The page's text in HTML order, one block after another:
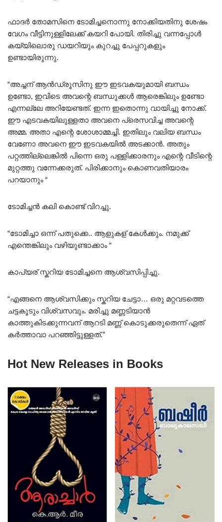
ഫാദർ തോമസിനെ ടോമിച്ചനൊന്നു നോക്കിയതിനു ശേഷം
വേഗം വീട്ടിനുള്ളിലേക്ക് കയറി പോയി. തിരിച്ചു വന്നപ്പോൾ
കയ്യിലൊരു ഡയറിയും കുറച്ചു പേപ്പറുകളും
ഉണ്ടായിരുന്നു.
“അച്ചന് ആൻഡ്രൂസിനു ഈ ഇടവകയുമായി ബന്ധം
ഉണ്ടോ, ഇവിടെ അവന്റെ ബന്ധുക്കൾ ആരെങ്കിലും ഉണ്ടോ
എന്നല്ലേ അറിയേണ്ടത്. ഇന്ന ഇതൊന്നു വായിച്ചു നോക്ക്.
ഈ എടവകയിലുള്ളതാ അവനെ പ്രെസവിച്ച അവന്റെ
അമ്മ. അതാ എന്റെ ശോശാമ്മച്ചി. ഇതിലും വലിയ ബന്ധം
വേണോ അവനെ ഈ ഇടവകയിൽ അടക്കാൻ. അതും
പറ്റത്തില്ലെങ്കിൽ പിന്നെ ഒരു പള്ളിക്കാരനും എന്റെ വീടിന്റെ
മുറ്റത്തു വന്നേക്കരുത്. പിരിക്കാനും കൊണവതിയാരം
പറയാനും “
ടോമിച്ചൻ കലി കൊണ്ട് വിറച്ചു.
“ടോമിച്ചാ ഒന്ന് പതുക്കെ.. ആളുകള് കേൾക്കും. നമുക്ക്
എന്തെങ്കിലും വഴിയുണ്ടാക്കാം “
കാപ്യര് സ്കറിയ ടോമിച്ചനെ ആശ്വസിപ്പിച്ചു.
“എങ്ങനെ ആശ്വസിക്കും സ്കറിയ ചേട്ടാ… ഒരു മറ്റവടത്തെ
ചട്ടകൂടും വിശ്വസവും. മരിച്ചു മണ്ണടിയാൻ
കാത്തുകിടക്കുന്നവന് ആറടി മണ്ണ് കൊടുക്കരുതെന്ന് ഏത്
കർത്താവാ പറഞ്ഞിട്ടുള്ളത്.”
Hot New Releases in Books